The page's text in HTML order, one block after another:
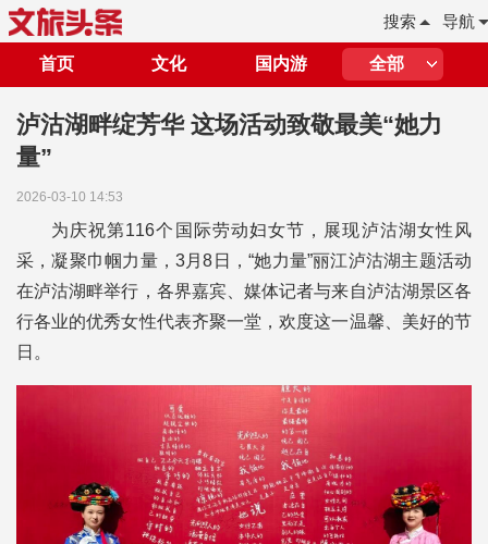
导航
搜索
首页 文化 国内游 全部
泸沽湖畔绽芳华 这场活动致敬最美“她力
量”
2026-03-10 14:53
为庆祝第116个国际劳动妇女节，展现泸沽湖女性风
采，凝聚巾帼力量，3月8日，“她力量”丽江泸沽湖主题活动
在泸沽湖畔举行，各界嘉宾、媒体记者与来自泸沽湖景区各
行各业的优秀女性代表齐聚一堂，欢度这一温馨、美好的节
日。